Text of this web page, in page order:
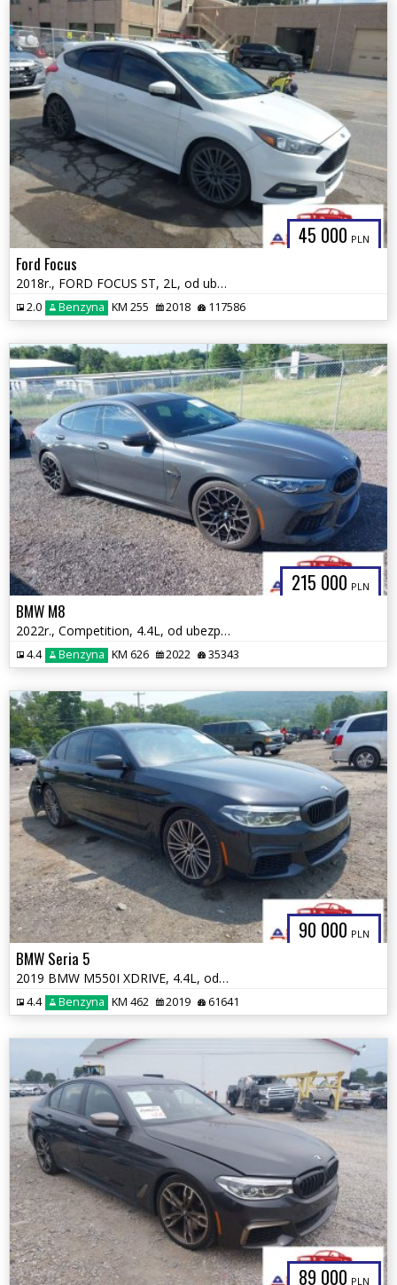
45 000 PLN
Ford Focus
2018r., FORD FOCUS ST, 2L, od ubezpieczalni
2.0 Benzyna KM 255 2018 117586
215 000 PLN
BMW M8
2022r., Competition, 4.4L, od ubezpieczalni
4.4 Benzyna KM 626 2022 35343
90 000 PLN
BMW Seria 5
2019 BMW M550I XDRIVE, 4.4L, od ubezpieczalni
4.4 Benzyna KM 462 2019 61641
89 000 PLN